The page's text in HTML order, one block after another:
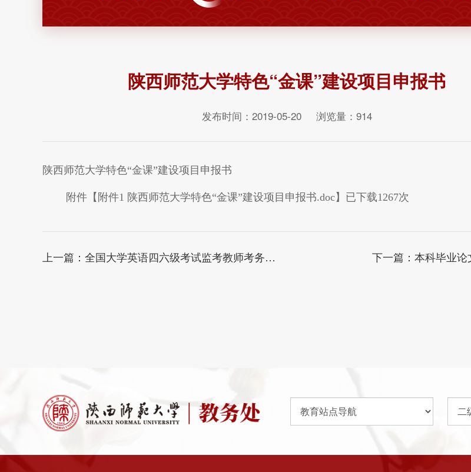
陕西师范大学特色“金课”建设项目申报书
发布时间：2019-05-20 浏览量： 914
陕西师范大学特色“金课”建设项目申报书
附件【 附件1 陕西师范大学特色“金课”建设项目申报书.doc】已下载1267次
上一篇： 全国大学英语四六级考试监考教师考务工作培训视频材料 下一篇： 本科毕业论